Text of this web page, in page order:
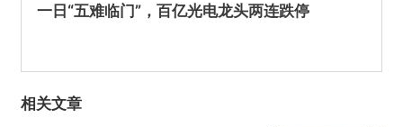
一日“五难临门”，百亿光电龙头两连跌停
相关文章